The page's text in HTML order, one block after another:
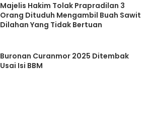
Majelis Hakim Tolak Prapradilan 3
Orang Dituduh Mengambil Buah Sawit
Dilahan Yang Tidak Bertuan
Buronan Curanmor 2025 Ditembak
Usai Isi BBM